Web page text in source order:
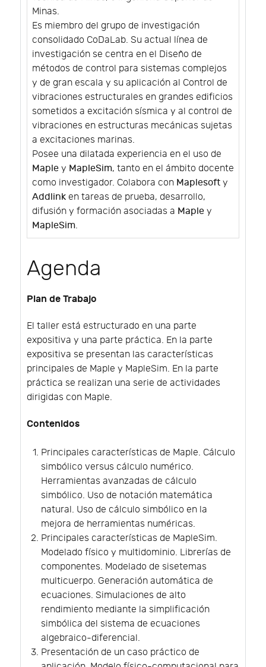
Minas.
Es miembro del grupo de investigación
consolidado CoDaLab. Su actual línea de
investigación se centra en el Diseño de
métodos de control para sistemas complejos
y de gran escala y su aplicación al Control de
vibraciones estructurales en grandes edificios
sometidos a excitación sísmica y al control de
vibraciones en estructuras mecánicas sujetas
a excitaciones marinas.
Posee una dilatada experiencia en el uso de
Maple y MapleSim, tanto en el ámbito docente
como investigador. Colabora con Maplesoft y
Addlink en tareas de prueba, desarrollo,
difusión y formación asociadas a Maple y
MapleSim.
Agenda
Plan de Trabajo
El taller está estructurado en una parte
expositiva y una parte práctica. En la parte
expositiva se presentan las características
principales de Maple y MapleSim. En la parte
práctica se realizan una serie de actividades
dirigidas con Maple.
Contenidos
Principales características de Maple. Cálculo
simbólico versus cálculo numérico.
Herramientas avanzadas de cálculo
simbólico. Uso de notación matemática
natural. Uso de cálculo simbólico en la
mejora de herramientas numéricas.
Principales características de MapleSim.
Modelado físico y multidominio. Librerías de
componentes. Modelado de sisetemas
multicuerpo. Generación automática de
ecuaciones. Simulaciones de alto
rendimiento mediante la simplificación
simbólica del sistema de ecuaciones
algebraico-diferencial.
Presentación de un caso práctico de